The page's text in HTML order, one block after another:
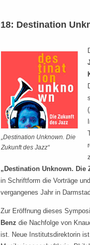
18: Destination
„Destination Unknown. Die
Zukunft des Jazz“
„Destination Unknown. Die
in Schriftform die Vorträge
vergangenes Jahr in
Zur Eröffnung dieses
Benz die Nachfolge von
ist. Neue Institutsdirektorin